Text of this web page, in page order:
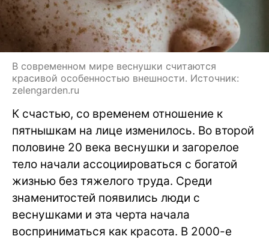
В современном мире веснушки считаются
красивой особенностью внешности. Источник:
zelengarden.ru
К счастью, со временем отношение к
пятнышкам на лице изменилось. Во второй
половине 20 века веснушки и загорелое
тело начали ассоциироваться с богатой
жизнью без тяжелого труда. Среди
знаменитостей появились люди с
веснушками и эта черта начала
восприниматься как красота. В 2000-е